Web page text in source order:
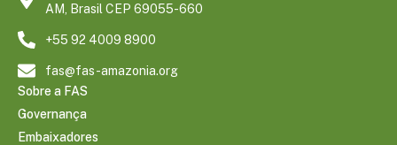
AM, Brasil CEP 69055-660
+55 92 4009 8900
fas@fas-amazonia.org
Sobre a FAS
Governança
Embaixadores